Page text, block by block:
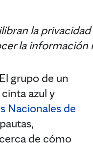
la
la información
grupo de un
azul y
Nacionales de
de cómo